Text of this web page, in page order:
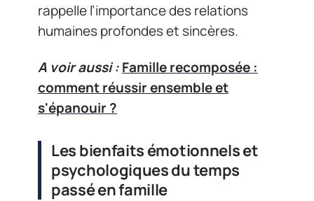
rappelle l’importance des relations
humaines profondes et sincères.
A voir aussi :Famille recomposée :
comment réussir ensemble et
s'épanouir ?
Les bienfaits émotionnels et
psychologiques du temps
passé en famille